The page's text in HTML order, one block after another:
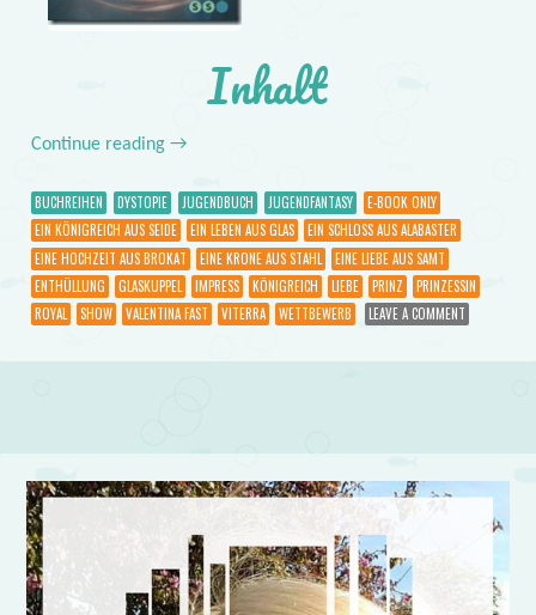
Inhalt
Continue reading →
BUCHREIHEN DYSTOPIE JUGENDBUCH JUGENDFANTASY
E-BOOK ONLY
EIN KÖNIGREICH AUS SEIDE
EIN LEBEN AUS GLAS
EIN SCHLOSS AUS ALABASTER
EINE HOCHZEIT AUS BROKAT
EINE KRONE AUS STAHL
EINE LIEBE AUS SAMT
ENTHÜLLUNG
GLASKUPPEL IMPRESS KÖNIGREICH LIEBE PRINZ
PRINZESSIN
ROYAL
SHOW VALENTINA FAST VITERRA WETTBEWERB LEAVE A COMMENT
Post navigation